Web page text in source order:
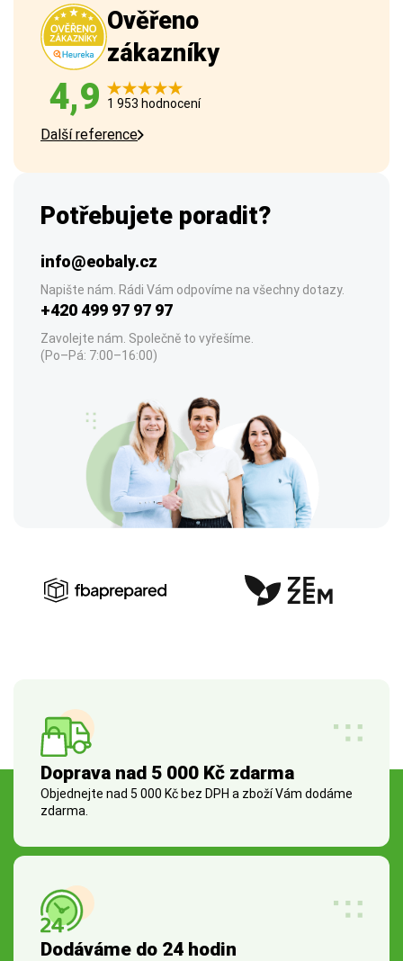
Ověřeno
zákazníky
4,9 1 953 hodnocení
Další reference
Potřebujete poradit?
info@eobaly.cz
Napište nám. Rádi Vám odpovíme na všechny dotazy.
+420 499 97 97 97
Zavolejte nám. Společně to vyřešíme.
(Po–Pá: 7:00–16:00)
Doprava nad 5 000 Kč zdarma
Objednejte nad 5 000 Kč bez DPH a zboží Vám dodáme
zdarma.
Dodáváme do 24 hodin